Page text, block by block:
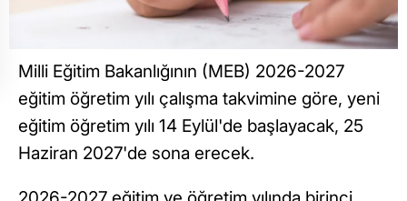
Milli Eğitim Bakanlığının (MEB) 2026-2027
eğitim öğretim yılı çalışma takvimine göre, yeni
eğitim öğretim yılı 14 Eylül'de başlayacak, 25
Haziran 2027'de sona erecek.